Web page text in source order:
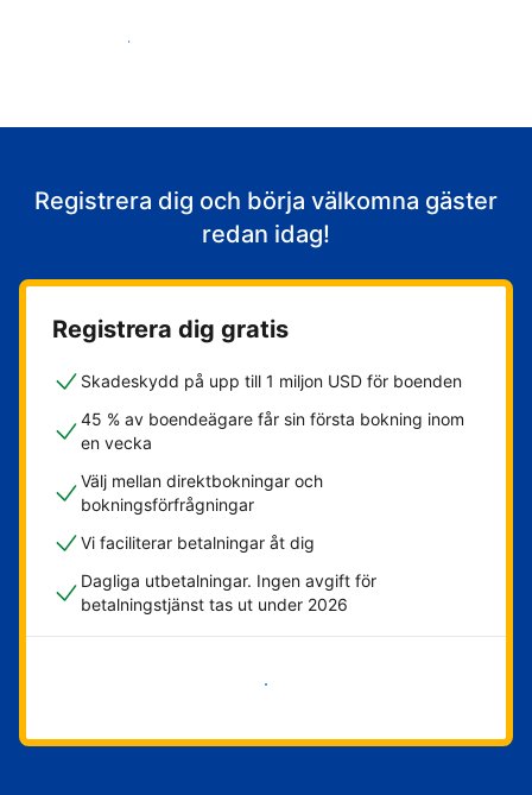
Börja ta emot gäster
Registrera dig och börja välkomna gäster
redan idag!
Registrera dig gratis
Skadeskydd på upp till 1 miljon USD för boenden
45 % av boendeägare får sin första bokning inom
en vecka
Välj mellan direktbokningar och
bokningsförfrågningar
Vi faciliterar betalningar åt dig
Dagliga utbetalningar. Ingen avgift för
betalningstjänst tas ut under 2026
Kom igång nu